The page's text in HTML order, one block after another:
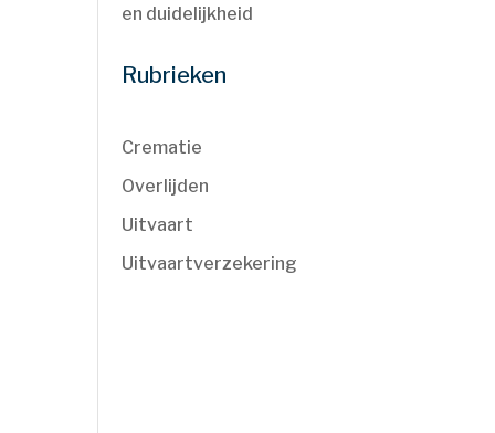
en duidelijkheid
Rubrieken
Crematie
Overlijden
Uitvaart
Uitvaartverzekering